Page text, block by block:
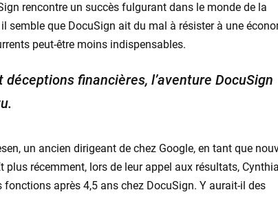
rencontre un succès fulgurant dans le monde de la
semble que DocuSign ait du mal à résister à une
peut-être moins indispensables.
financières, l’aventure DocuSign
un ancien dirigeant de chez Google, en tant que
plus récemment, lors de leur appel aux résultats,
après 4,5 ans chez DocuSign. Y aurait-il des